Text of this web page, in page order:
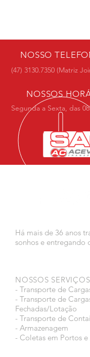
NOSSO
(47) 3130.7350 (Matriz
NOSSOS
Segunda a Sexta, das
Há mais de 36 anos
sonhos e entregando
NOSSOS SERVIÇOS
- Transporte de
- Transporte de
Fechadas/Lotação
- Transporte de
- Armazenagem
- Coletas em Portos